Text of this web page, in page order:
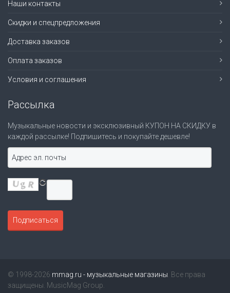
Наши контакты
Скидки и спецпредложения
Доставка заказов
Оплата заказов
Условия и соглашения
Рассылка
Музыкальные новости и эксклюзивный КУПОН НА СКИДКУ в
каждой рассылке! Подпишитесь и покупайте дешевле!
© 1998-2026 mmag.ru - музыкальные магазины . Все права
защищены. MusicMag Group.